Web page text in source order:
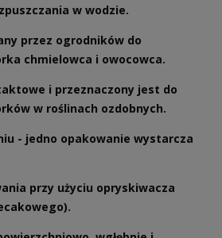
w wodzie.
przez ogrodników do
chmielowca i owocowca.
i przeznaczony jest do
w roślinach ozdobnych.
- jedno opakowanie wystarcza
przy użyciu opryskiwacza